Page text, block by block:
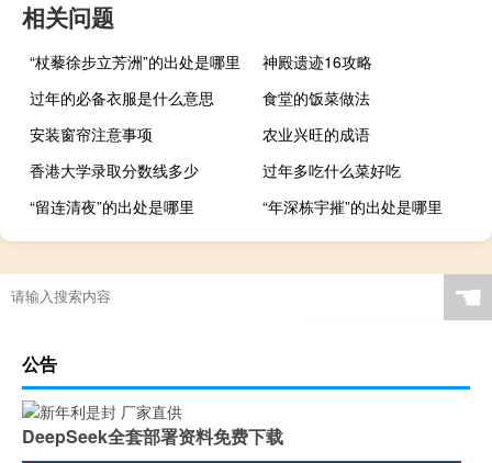
相关问题
“杖藜徐步立芳洲”的出处是哪里
神殿遗迹16攻略
过年的必备衣服是什么意思
食堂的饭菜做法
安装窗帘注意事项
农业兴旺的成语
香港大学录取分数线多少
过年多吃什么菜好吃
“留连清夜”的出处是哪里
“年深栋宇摧”的出处是哪里
☚
公告
DeepSeek全套部署资料免费下载